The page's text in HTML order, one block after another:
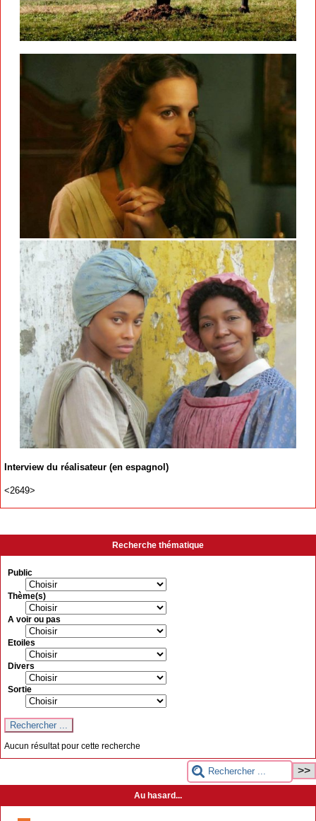
Interview du réalisateur (en espagnol)
<2649>
Recherche thématique
Public
Thème(s)
A voir ou pas
Etoiles
Divers
Sortie
Aucun résultat pour cette recherche
Au hasard...